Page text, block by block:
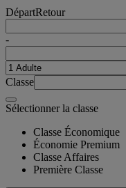
DépartRetour
-
Classe
Sélectionner la classe
Classe Économique
Économie Premium
Classe Affaires
Première Classe